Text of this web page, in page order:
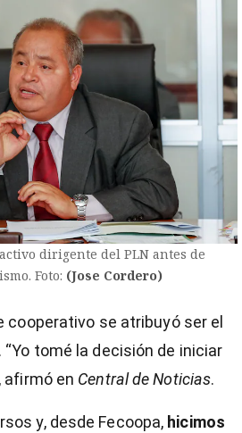
dirigente del PLN antes de
Foto: (Jose Cordero)
cooperativo se atribuyó ser el
tomé la decisión de iniciar
afirmó en Central de Noticias.
y, desde Fecoopa, hicimos